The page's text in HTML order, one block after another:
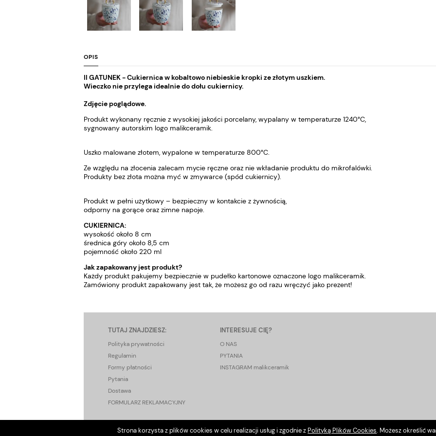
Strona korzysta z plików cookies w celu realizacji usług i zgodnie z Polityką Plików Cookies. Możesz określić
OPIS
II GATUNEK - Cukiernica w kobaltowo niebieskie kropki ze złotym uszkiem.
Wieczko nie przylega idealnie do dołu cukiernicy.
Zdjęcie poglądowe.
Produkt wykonany ręcznie z wysokiej jakości porcelany, wypalany w temperaturze 1240°C,
sygnowany autorskim logo malikceramik.
Uszko malowane złotem, wypalone w temperaturze 800°C.
Ze względu na złocenia zalecam mycie ręczne oraz nie wkładanie produktu do mikrofalówki.
Produkty bez złota można myć w zmywarce (spód cukiernicy).
Produkt w pełni użytkowy – bezpieczny w kontakcie z żywnością,
odporny na gorące oraz zimne napoje.
CUKIERNICA:
wysokość około 8 cm
średnica góry około 8,5 cm
pojemność około 220 ml
Jak zapakowany jest produkt?
Każdy produkt pakujemy bezpiecznie w pudełko kartonowe oznaczone logo malikceramik.
Zamówiony produkt zapakowany jest tak, że możesz go od razu wręczyć jako prezent!
TUTAJ ZNAJDZIESZ:
Polityka prywatności
Regulamin
Formy płatności
Pytania
Dostawa
FORMULARZ REKLAMACYJNY
INTERESUJE CIĘ?
O NAS
PYTANIA
INSTAGRAM malikceramik